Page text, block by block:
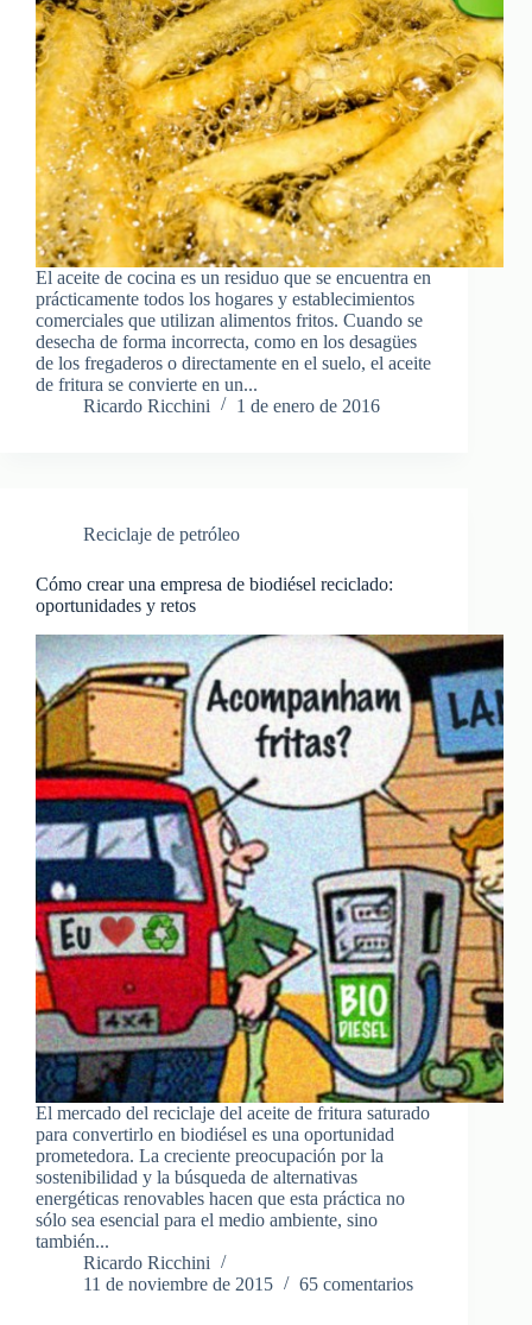
El aceite de cocina es un residuo que se encuentra en
prácticamente todos los hogares y establecimientos
comerciales que utilizan alimentos fritos. Cuando se
desecha de forma incorrecta, como en los desagües
de los fregaderos o directamente en el suelo, el aceite
de fritura se convierte en un...
Ricardo Ricchini
1 de enero de 2016
Reciclaje de petróleo
Cómo crear una empresa de biodiésel reciclado:
oportunidades y retos
El mercado del reciclaje del aceite de fritura saturado
para convertirlo en biodiésel es una oportunidad
prometedora. La creciente preocupación por la
sostenibilidad y la búsqueda de alternativas
energéticas renovables hacen que esta práctica no
sólo sea esencial para el medio ambiente, sino
también...
Ricardo Ricchini
11 de noviembre de 2015
65 comentarios